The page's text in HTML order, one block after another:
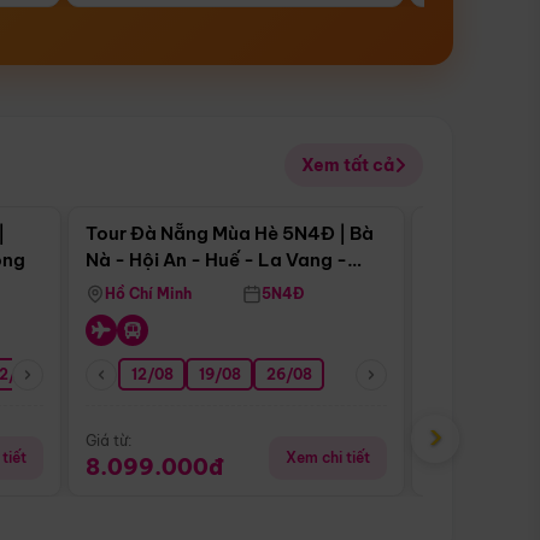
Xem tất cả
08 26/08 05/09 09/09 12/09
tiết
Điểm nổi bật
Tour Đà Nẵng Mùa Hè 5N4Đ | Bà
Nà - Hội An - Huế - La Vang -
Động Thiên Đường
Hồ Chí Minh 5N4Đ
12/08 19/08 26/08
Giá từ:
8.099.000đ Xem chi tiết
Giá từ:
›